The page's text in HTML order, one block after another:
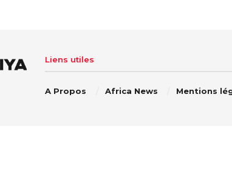
Liens utiles
A Propos Africa News Mentions